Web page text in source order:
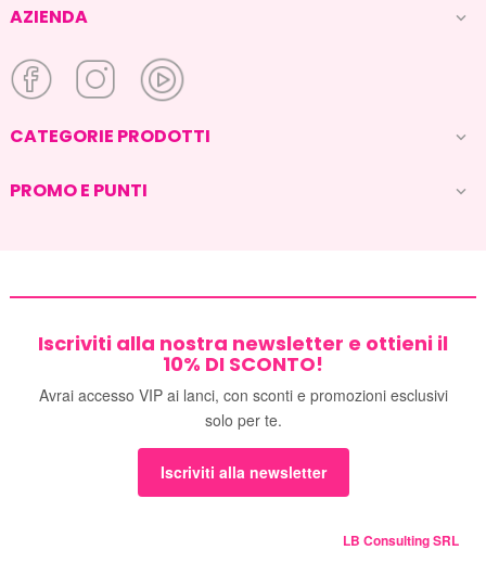
AZIENDA 
CATEGORIE PRODOTTI 
PROMO E PUNTI 
Iscriviti alla nostra newsletter e ottieni il
10% DI SCONTO!
Avrai accesso VIP ai lanci, con sconti e promozioni esclusivi
solo per te.
Iscriviti alla newsletter
LB Consulting SRL